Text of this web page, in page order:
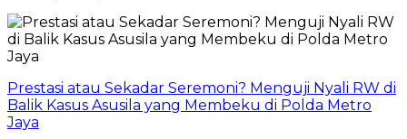
Prestasi atau Sekadar Seremoni? Menguji Nyali RW di
Balik Kasus Asusila yang Membeku di Polda Metro
Jaya